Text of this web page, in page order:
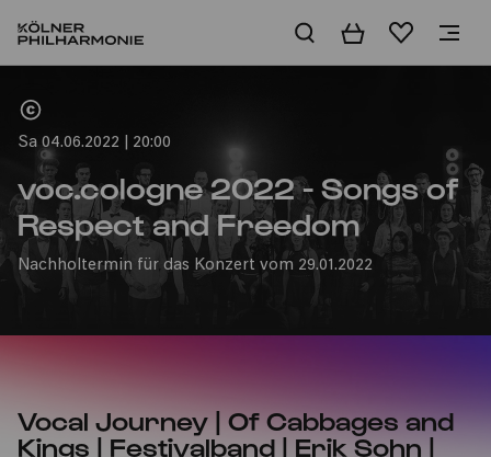
WarenkorbMerkliste
Sa 04.06.2022 | 20:00
voc.cologne 2022 - Songs of
Respect and Freedom
Nachholtermin für das Konzert vom 29.01.2022
Vocal Journey | Of Cabbages and
Kings | Festivalband | Erik Sohn |